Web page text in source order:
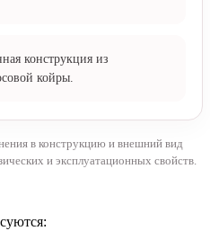
конструкция из
койры.
в конструкцию и внешний вид
и эксплуатационных свойств.